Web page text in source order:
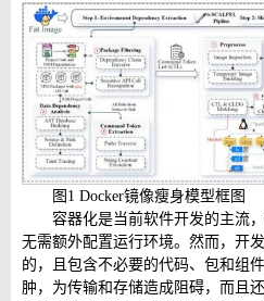
图 1 Docker镜像瘦身模型框图
容器化是当前软件开发的主流
无需额外配置运行环境。然而，开
的，且包含不必要的代码、包和组
肿，为传输和存储造成阻碍，而且